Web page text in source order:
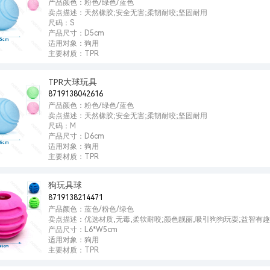
产品颜色：粉色/绿色/蓝色
卖点描述：天然橡胶;安全无害;柔韧耐咬;坚固耐用
尺码：S
产品尺寸：D5cm
适用对象：狗用
主要材质：TPR
TPR大球玩具
8719138042616
产品颜色：粉色/绿色/蓝色
卖点描述：天然橡胶;安全无害;柔韧耐咬;坚固耐用
尺码：M
产品尺寸：D6cm
适用对象：狗用
主要材质：TPR
狗玩具球
8719138214471
产品颜色：蓝色/粉色/绿色
卖点描述：优选材质,无毒,柔软耐咬;颜色靓丽,吸引狗狗玩耍;益智有趣
产品尺寸：L6*W5cm
适用对象：狗用
主要材质：TPR